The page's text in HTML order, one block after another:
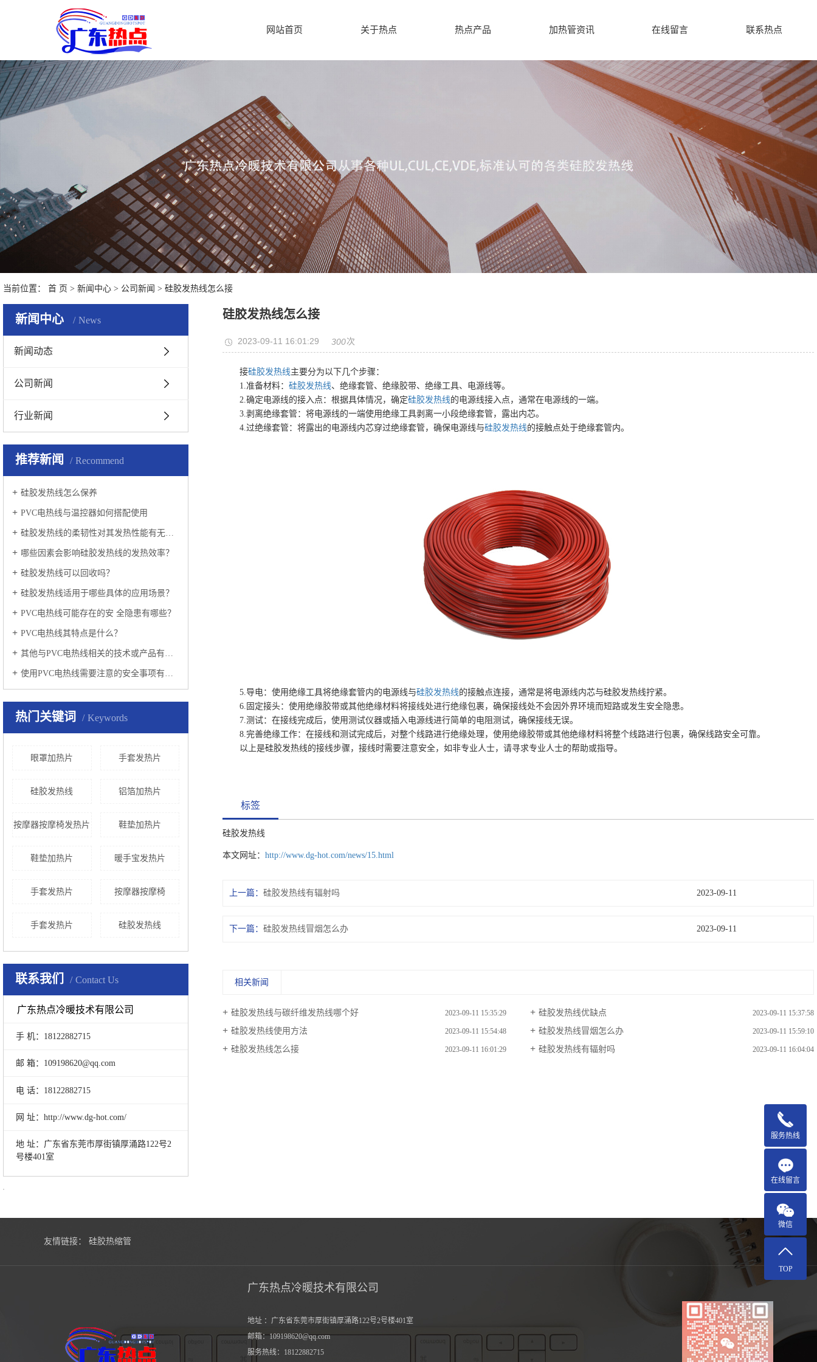
网站首页 关于热点 热点产品 加热管资讯 在线留言 联系热点
当前位置： 首 页 > 新闻中心 > 公司新闻 > 硅胶发热线怎么接
新闻中心 News
新闻动态
公司新闻
行业新闻
推荐新闻 Recommend
硅胶发热线怎么保养
PVC电热线与温控器如何搭配使用
硅胶发热线的柔韧性对其发热性能有无影响？
哪些因素会影响硅胶发热线的发热效率？
硅胶发热线可以回收吗？
硅胶发热线适用于哪些具体的应用场景？
PVC电热线可能存在的安 全隐患有哪些？
PVC电热线其特点是什么？
其他与PVC电热线相关的技术或产品有哪些值得关注的信息？
使用PVC电热线需要注意的安全事项有哪些？
热门关键词 Keywords
眼罩加热片 手套发热片
硅胶发热线 铝箔加热片
按摩器按摩椅发热片 鞋垫加热片
鞋垫加热片 暖手宝发热片
手套发热片 按摩器按摩椅
手套发热片 硅胶发热线
联系我们 Contact Us
广东热点冷暖技术有限公司
手 机：18122882715
邮 箱：109198620@qq.com
电 话：18122882715
网 址：http://www.dg-hot.com/
地 址：广东省东莞市厚街镇厚涌路122号2
号楼401室
硅胶发热线怎么接
2023-09-11 16:01:29 300次
接硅胶发热线主要分为以下几个步骤：
1.准备材料： 硅胶发热线、绝缘套管、绝缘胶带、绝缘工具、电源线等。
2.确定电源线的接入点：根据具体情况，确定硅胶发热线的电源线接入点，通常在电源线的一端。
3.剥离绝缘套管：将电源线的一端使用绝缘工具剥离一小段绝缘套管，露出内芯。
4.过绝缘套管：将露出的电源线内芯穿过绝缘套管，确保电源线与硅胶发热线的接触点处于绝缘套管内。
5.导电：使用绝缘工具将绝缘套管内的电源线与硅胶发热线的接触点连接，通常是将电源线内芯与硅胶发热线拧紧。
6.固定接头：使用绝缘胶带或其他绝缘材料将接线处进行绝缘包裹，确保接线处不会因外界环境而短路或发生安全隐患。
7.测试：在接线完成后，使用测试仪器或插入电源线进行简单的电阻测试，确保接线无误。
8.完善绝缘工作：在接线和测试完成后，对整个线路进行绝缘处理，使用绝缘胶带或其他绝缘材料将整个线路进行包裹，确保线路安全可靠。
以上是硅胶发热线的接线步骤，接线时需要注意安全，如非专业人士，请寻求专业人士的帮助或指导。
标签
硅胶发热线
本文网址： http://www.dg-hot.com/news/15.html
上一篇： 硅胶发热线有辐射吗 2023-09-11
下一篇： 硅胶发热线冒烟怎么办 2023-09-11
相关新闻
硅胶发热线与碳纤维发热线哪个好 2023-09-11 15:35:29 硅胶发热线优缺点 2023-09-11 15:37:58
硅胶发热线使用方法 2023-09-11 15:54:48 硅胶发热线冒烟怎么办 2023-09-11 15:59:10
硅胶发热线怎么接 2023-09-11 16:01:29 硅胶发热线有辐射吗 2023-09-11 16:04:04
友情链接： 硅胶热缩管
广东热点冷暖技术有限公司
地址 ：广东省东莞市厚街镇厚涌路122号2号楼401室
邮箱：109198620@qq.com
服务热线：18122882715
服务热线
在线留言
微信
TOP